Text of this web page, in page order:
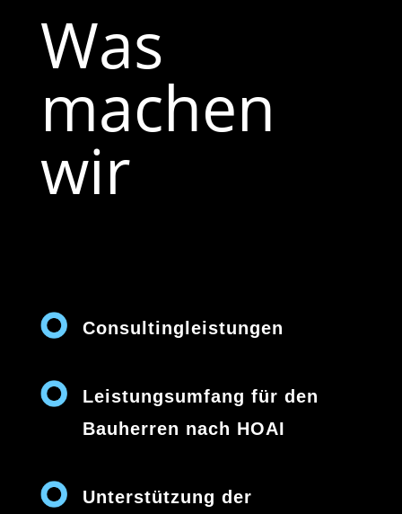
Was
machen
wir
Consultingleistungen
Leistungsumfang für den
Bauherren nach HOAI
Unterstützung der